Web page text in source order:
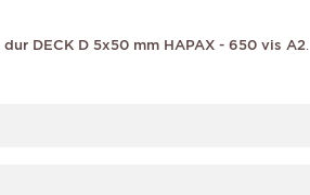
DECK D 5x50 mm HAPAX - 650 vis A2.